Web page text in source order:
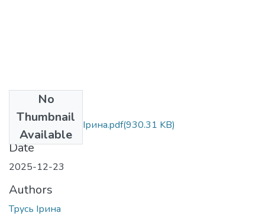
No
Thumbnail
Available
МР.М.281 Трусь Ірина.pdf(930.31 KB)
Date
2025-12-23
Authors
Трусь Ірина